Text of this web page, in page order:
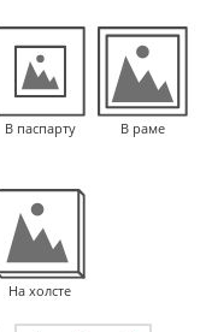
В паспарту В раме
На холсте